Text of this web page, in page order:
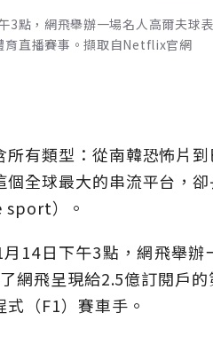
3點，網飛舉辦一場名人高爾夫球
育直播賽事。擷取自Netflix官網
有類型：從南韓恐怖片
全球最大的串流平台，
sport）。
14日下午3點，網飛舉辦
網飛呈現給2.5億訂閱戶
（F1）賽車手。